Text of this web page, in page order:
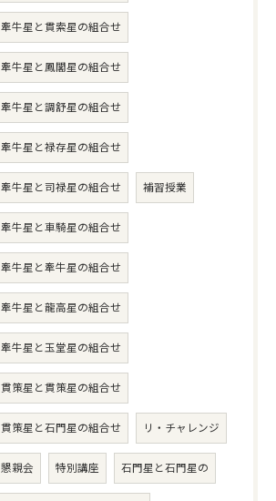
牽牛星と貫索星の組合せ
牽牛星と鳳閣星の組合せ
牽牛星と調舒星の組合せ
牽牛星と禄存星の組合せ
牽牛星と司禄星の組合せ 補習授業
牽牛星と車騎星の組合せ
牽牛星と牽牛星の組合せ
牽牛星と龍高星の組合せ
牽牛星と玉堂星の組合せ
貫策星と貫策星の組合せ
貫策星と石門星の組合せ リ・チャレンジ
懇親会 特別講座 石門星と石門星の